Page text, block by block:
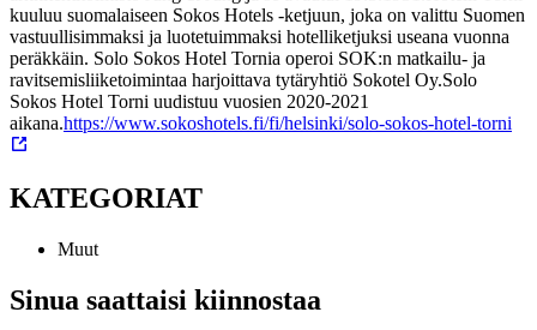
kuuluu suomalaiseen Sokos Hotels -ketjuun, joka on valittu Suomen
vastuullisimmaksi ja luotetuimmaksi hotelliketjuksi useana vuonna
peräkkäin. Solo Sokos Hotel Tornia operoi SOK:n matkailu- ja
ravitsemisliiketoimintaa harjoittava tytäryhtiö Sokotel Oy.Solo
Sokos Hotel Torni uudistuu vuosien 2020-2021
aikana.https://www.sokoshotels.fi/fi/helsinki/solo-sokos-hotel-torni
KATEGORIAT
Muut
Sinua saattaisi kiinnostaa